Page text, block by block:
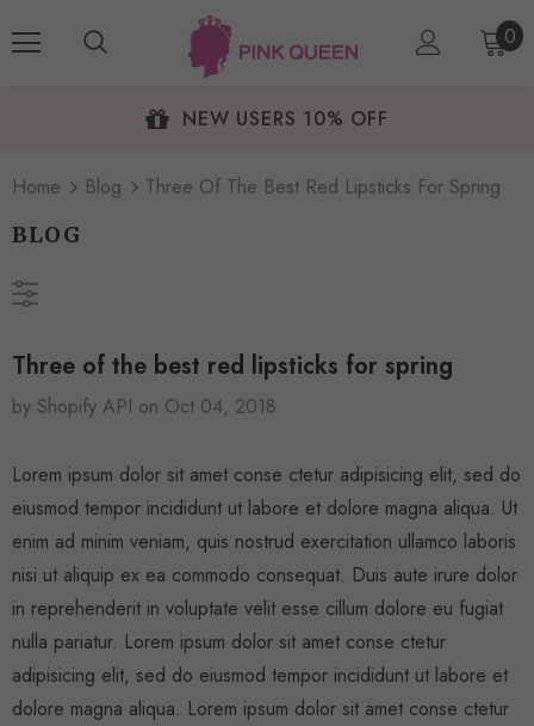
0
NEW USERS 10% OFF
Home Blog
Three Of The Best Red Lipsticks For Spring
BLOG
Three of the best red lipsticks for spring
by Shopify API on Oct 04, 2018
Lorem ipsum dolor sit amet conse ctetur adipisicing elit, sed do
eiusmod tempor incididunt ut labore et dolore magna aliqua. Ut
enim ad minim veniam, quis nostrud exercitation ullamco laboris
nisi ut aliquip ex ea commodo consequat. Duis aute irure dolor
in reprehenderit in voluptate velit esse cillum dolore eu fugiat
nulla pariatur. Lorem ipsum dolor sit amet conse ctetur
adipisicing elit, sed do eiusmod tempor incididunt ut labore et
dolore magna aliqua. Lorem ipsum dolor sit amet conse ctetur
Sold Out Sold Out